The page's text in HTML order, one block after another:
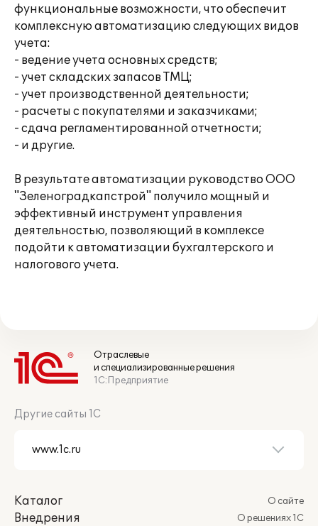
функциональные возможности, что обеспечит
комплексную автоматизацию следующих видов
учета:
- ведение учета основных средств;
- учет складских запасов ТМЦ;
- учет производственной деятельности;
- расчеты с покупателями и заказчиками;
- сдача регламентированной отчетности;
- и другие.
В результате автоматизации руководство ООО
"Зеленоградкапстрой" получило мощный и
эффективный инструмент управления
деятельностью, позволяющий в комплексе
подойти к автоматизации бухгалтерского и
налогового учета.
Отраслевые
и специализированные решения
1С:Предприятие
Другие сайты 1С
Каталог
Внедрения
О сайте
О решениях 1С